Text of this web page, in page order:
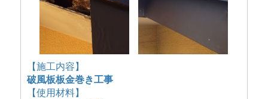
【施工内容】
破風板板金巻き工事
【使用材料】